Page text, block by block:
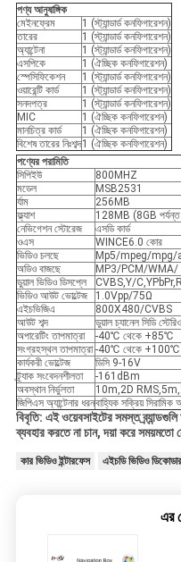
পণ্য আনুষাঙ্গিক
মেইনফ্রেম
1 (স্ট্যান্ডার্ড কনফিগারেশন)
তারের
1 (স্ট্যান্ডার্ড কনফিগারেশন)
অ্যান্টেনা
1 (স্ট্যান্ডার্ড কনফিগারেশন)
এসপিকে
1 (ঐচ্ছিক কনফিগারেশন)
স্পেসিফিকেশন
1 (স্ট্যান্ডার্ড কনফিগারেশন)
ওয়ারেন্টি কার্ড
1 (স্ট্যান্ডার্ড কনফিগারেশন)
সনদপত্র
1 (স্ট্যান্ডার্ড কনফিগারেশন)
MIC
1 (ঐচ্ছিক কনফিগারেশন)
মানচিত্র কার্ড
1 (ঐচ্ছিক কনফিগারেশন)
বিশেষ তারের নিঃশব্দ1 (ঐচ্ছিক কনফিগারেশন)
পণ্যের পরামিতি
সিপিইউ
800MHZ
মডেল
MSB2531
র্যাম
256MB
ফ্ল্যাশ
128MB (8GB পর্যন্ত
নেভিগেশন স্টোরেজ
এসডি কার্ড
ওএস
WINCE6.0 কোর
ভিডিও চলছে
Mp5/mpeg/mpg/
অডিও বাজছে
MP3/PCM/WMA/
ডুয়াল ভিডিও ডিসপ্লে
CVBS,Y/
ভিডিও আউট ভোল্টেজ
1.0Vpp/75Ω
এইচভিজিএ
800X480/CVBS
আউট শব্দ
ডুয়াল চ্যানেল সিডি
অপারেটিং তাপমাত্রা
-40℃ থেকে +85℃
সংগ্রহস্থল তাপমাত্রা -40℃ থেকে +100℃
কার্যকরী ভোল্টেজ
ডিসি 9-16V
ট্র্যাক সংবেদনশীলতা
-161dBm
অবস্থান নির্ভুলতা
10m,2D
জিপিএস অ্যান্টেনার ধরনবাহ্যিক সক্রিয় সিরামিক
বিবৃতি: এই ওয়েবসাইটের সমস্ত
ব্যবহার করতে না চান, দয়া করে
কার ভিডিও ইন্টারফেস এইচডি ভিডিও ডিকোডার
এর